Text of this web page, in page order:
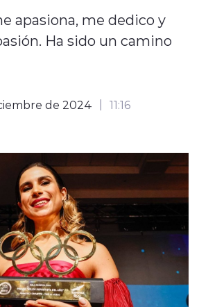
claro
apasiona, me dedico y
Ha sido un camino
de 2024 11:16